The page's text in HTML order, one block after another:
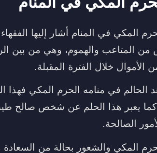
المكي في المنام أشار إليها
من المتاعب والهموم، وهي من بين
الأموال خلال الفترة المقبلة.
الحالم في منامه الحرم المكي
يعبر هذا الحلم عن شخص صالح
الصالحة.
المكي والشعور بحالة من